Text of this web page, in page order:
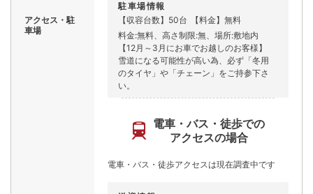
アクセス・駐
車場
駐車場情報
【収容台数】50台
【料金】無料
料金:無料、高さ制限:無、場所:敷地内
【12月～3月にお車でお越しのお客様】
雪道になる可能性が高い為、必ず「冬用
のタイヤ」や「チェーン」をご持参下さ
い。
電車・バス・徒歩での
アクセスの場合
電車・バス・徒歩アクセスは現在調査中です